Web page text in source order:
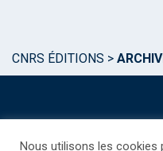
CNRS ÉDITIONS >
Nous utilisons les cookies